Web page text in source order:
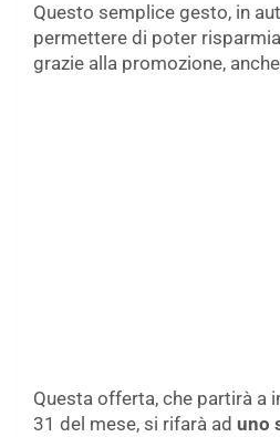
Questo semplice gesto, in
permettere di poter
grazie alla promozione,
Questa offerta, che partirà a
31 del mese, si rifarà ad uno